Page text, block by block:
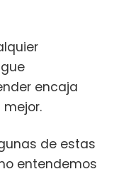
encaja
de estas
entendemos